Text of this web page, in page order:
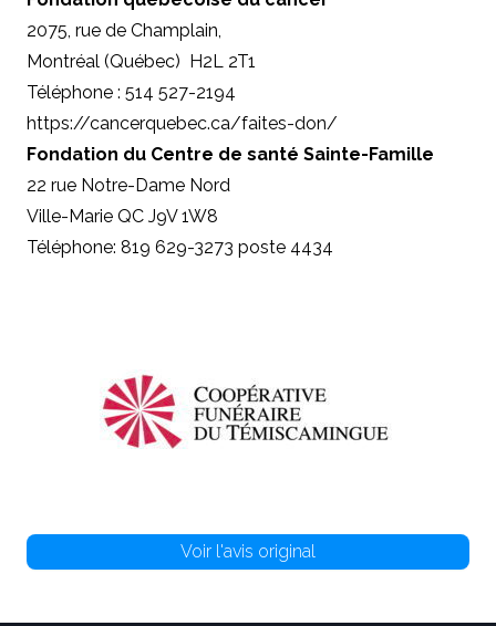
2075, rue de Champlain,
Montréal (Québec) H2L 2T1
Téléphone : 514 527-2194
https://cancerquebec.ca/faites-don/
Fondation du Centre de santé Sainte-Famille
22 rue Notre-Dame Nord
Ville-Marie QC J9V 1W8
Téléphone: 819 629-3273 poste 4434
Voir l'avis original